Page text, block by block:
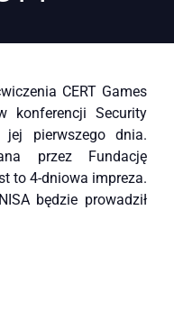
CERT Games
konferencji Security
pierwszego dnia.
przez Fundację
to 4-dniowa impreza.
będzie prowadził